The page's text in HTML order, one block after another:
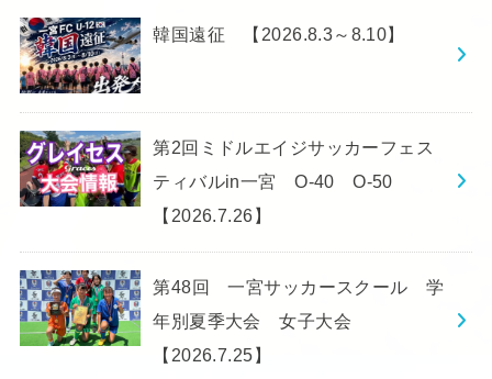
韓国遠征 【2026.8.3～8.10】
第2回ミドルエイジサッカーフェス
ティバルin一宮 O-40 O-50
【2026.7.26】
第48回 一宮サッカースクール 学
年別夏季大会 女子大会
【2026.7.25】